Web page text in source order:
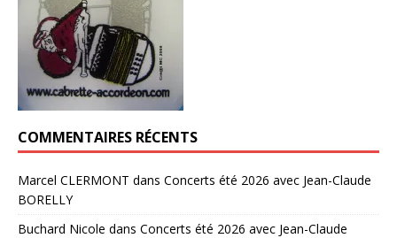
COMMENTAIRES RÉCENTS
Marcel CLERMONT dans Concerts été 2026 avec Jean-Claude
BORELLY
Buchard Nicole dans Concerts été 2026 avec Jean-Claude